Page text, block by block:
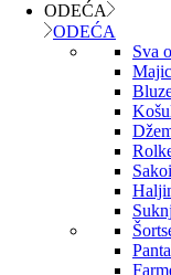
ODEĆA
ODEĆA
Sva
Sakoi